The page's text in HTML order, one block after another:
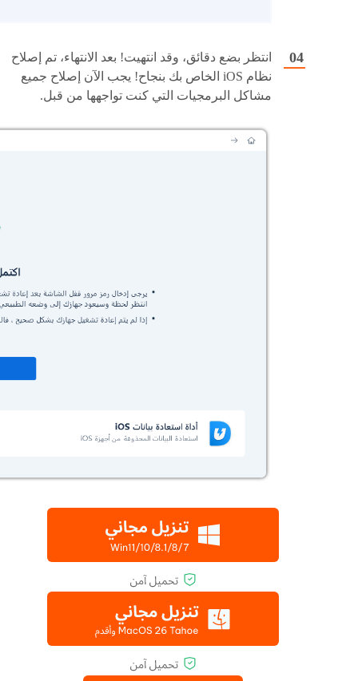
انتظر بضع دقائق، وقد انتهيت! بعد الانتهاء، تم إصلاح
نظام iOS الخاص بك بنجاح! يجب الآن إصلاح جميع
مشاكل البرمجيات التي كنت تواجهها من قبل.